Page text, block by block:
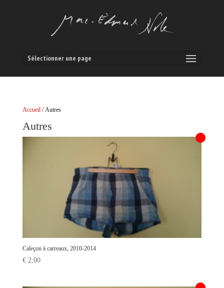
Sélectionner une page
Accueil/ Autres
Autres
Caleçon à carreaux, 2010-2014
€2,00